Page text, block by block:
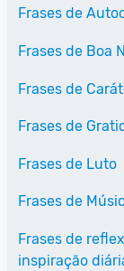
Frases de
Frases de Boa
Frases de
Frases de
Frases de Luto
Frases de
Frases de
inspiração